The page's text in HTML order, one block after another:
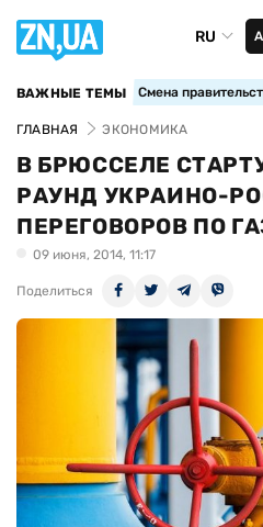
RU
ВАЖНЫЕ ТЕМЫ Смена
ГЛАВНАЯ ЭКОНОМИКА
В БРЮССЕЛЕ
РАУНД УКРАИНО-
ПЕРЕГОВОРОВ ПО
09 июня, 2014, 11:17
Поделиться